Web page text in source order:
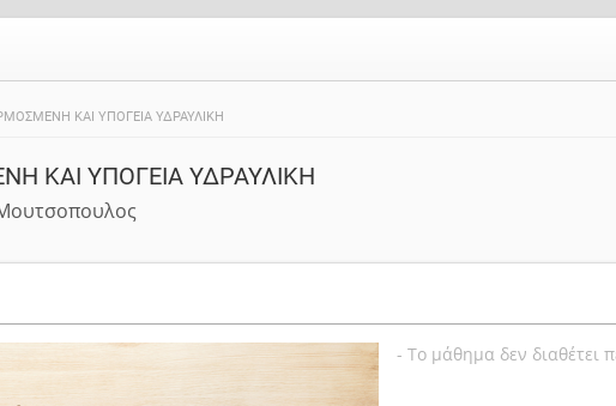
ΚΑΙ ΥΠΟΓΕΙΑ ΥΔΡΑΥΛΙΚΗ
ΚΑΙ ΥΠΟΓΕΙΑ ΥΔΡΑΥΛΙΚΗ
- Το μάθημα δεν διαθέτει